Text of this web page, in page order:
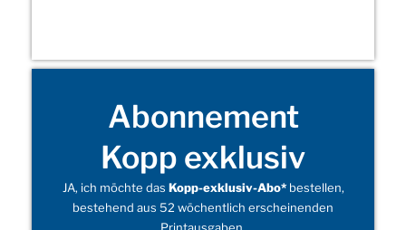
Abonnement
Kopp exklusiv
JA, ich möchte das Kopp-exklusiv-Abo*bestellen,
bestehend aus 52 wöchentlich erscheinenden
Printausgaben.